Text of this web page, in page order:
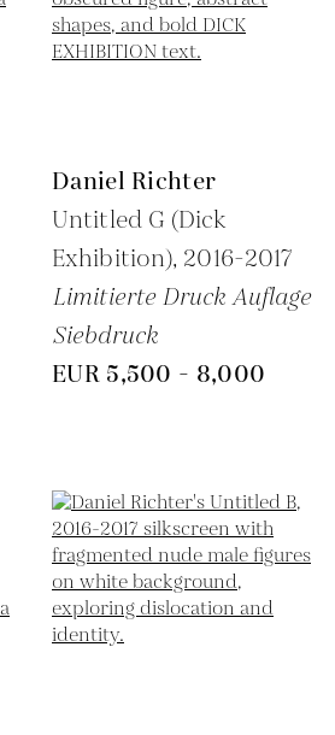
Daniel Richter
Untitled G (Dick
Exhibition), 2016-2017
Limitierte Druck Auflage
Siebdruck
EUR 5,500 - 8,000